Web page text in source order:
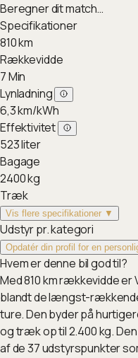
Beregner dit match…
Specifikationer
810km
Rækkevidde
7Min
Lynladning
6,3km/kWh
Effektivitet
523liter
Bagage
2400kg
Træk
Vis flere specifikationer ▼
Udstyr pr. kategori
Opdatér din profil for en
Hvem er denne bil god til?
Med 810 km rækkevidde er
blandt de længst-
ture. Den byder på
og træk op til 2.400 kg.
af de 37 udstyrspunkter